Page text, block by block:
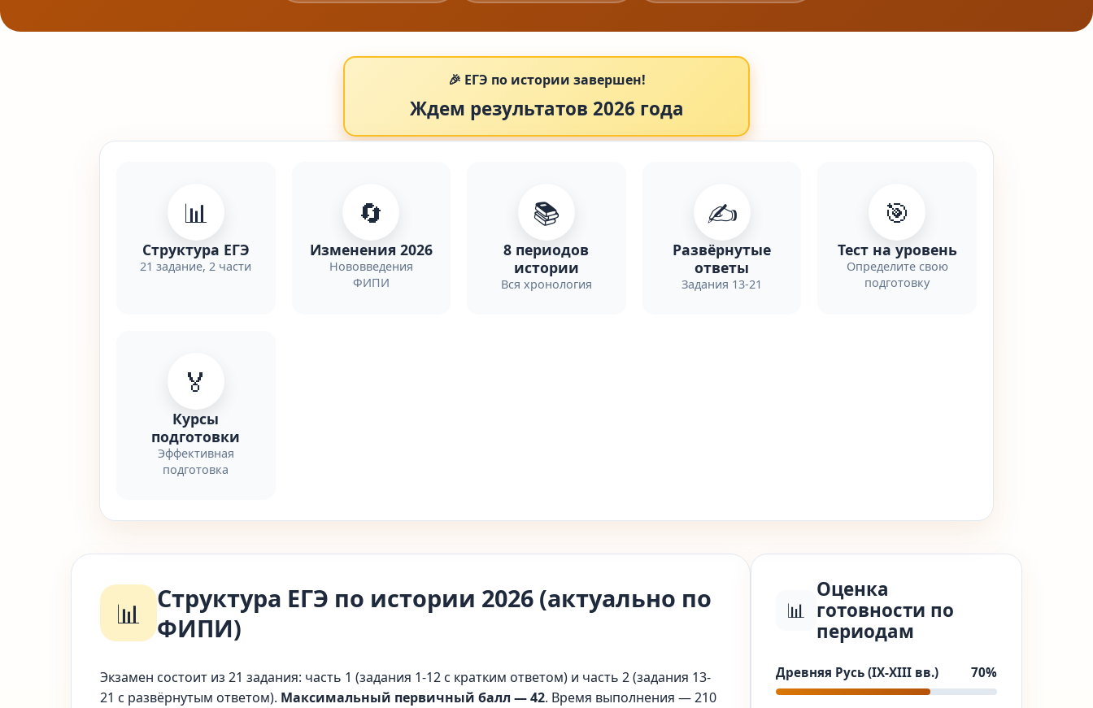
🎉 ЕГЭ по истории завершен!
Ждем результатов 2026 года
📊
Структура ЕГЭ
21 задание, 2 части
🔄
Изменения 2026
Нововведения
ФИПИ
📚
8 периодов
истории
Вся хронология
✍️
Развёрнутые
ответы
Задания 13-21
🎯
Тест на уровень
Определите свою
подготовку
🏅
Курсы
подготовки
Эффективная
подготовка
📊
Структура ЕГЭ по истории 2026 (актуально по
ФИПИ)
Экзамен состоит из 21 задания: часть 1 (задания 1-12 с кратким ответом) и часть 2 (задания 13-
21 с развёрнутым ответом). Максимальный первичный балл — 42. Время выполнения — 210
📊
Оценка
готовности по
периодам
Древняя Русь (IX-XIII вв.) 70%